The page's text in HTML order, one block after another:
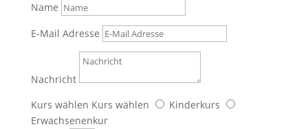
Name
E-Mail Adresse
Nachricht
Kurs wählen Kurs wählen
Kinderkurs
Erwachsenenkur